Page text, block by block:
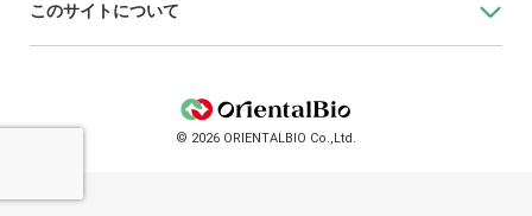
このサイトについて
© 2026 ORIENTALBIO Co.,Ltd.